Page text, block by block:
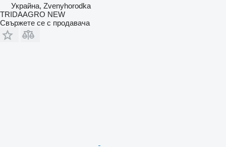
Украйна, Zvenyhorodka
TRIDAAGRO NEW
Свържете се с продавача